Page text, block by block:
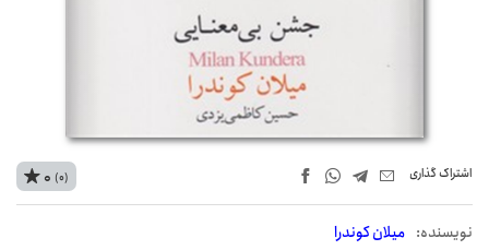
اشتراک‌ گذاری
نويسنده: میلان کوندرا
0 (0)